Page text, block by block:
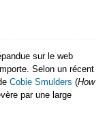
sur le web
Selon un récent
Cobie Smulders (How
par une large